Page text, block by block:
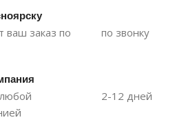
ваш заказ по по звонку
2-12 дней